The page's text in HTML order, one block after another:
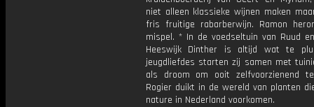
niet alleen klassieke wijnen maken
fris fruitige rabarberwijn. Ramon
mispel. * In de voedseltuin van Ruud
Heeswijk Dinther is altijd wat te
jeugdliefdes starten zij samen met
als droom om ooit zelfvoorzienend
Rogier duikt in de wereld van planten
nature in Nederland voorkomen.